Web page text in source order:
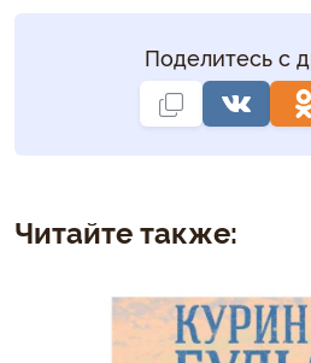
Поделитесь с
Читайте также: